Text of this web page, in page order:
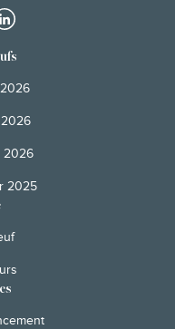
2026
2025